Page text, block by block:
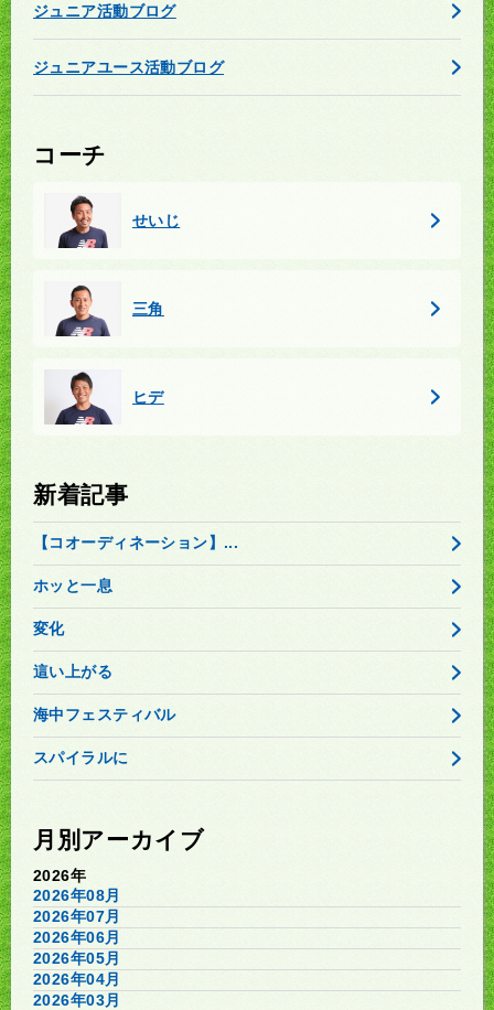
ジュニア活動ブログ
ジュニアユース活動ブログ
コーチ
せいじ
三角
ヒデ
新着記事
【コオーディネーション】...
ホッと一息
変化
這い上がる
海中フェスティバル
スパイラルに
月別アーカイブ
2026年
2026年08月
2026年07月
2026年06月
2026年05月
2026年04月
2026年03月